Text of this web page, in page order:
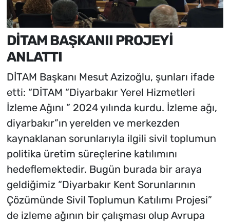
DİTAM BAŞKANII PROJEYİ
ANLATTI
DİTAM Başkanı Mesut Azizoğlu, şunları ifade
etti: “DİTAM “Diyarbakır Yerel Hizmetleri
İzleme Ağını ” 2024 yılında kurdu. İzleme ağı,
diyarbakır”ın yerelden ve merkezden
kaynaklanan sorunlarıyla ilgili sivil toplumun
politika üretim süreçlerine katılımını
hedeflemektedir. Bugün burada bir araya
geldiğimiz “Diyarbakır Kent Sorunlarının
Çözümünde Sivil Toplumun Katılımı Projesi”
de izleme ağının bir çalışması olup Avrupa